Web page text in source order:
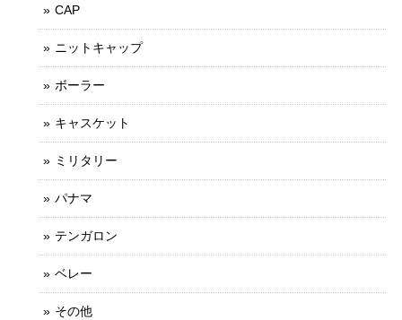
CAP
ニットキャップ
ボーラー
キャスケット
ミリタリー
パナマ
テンガロン
ベレー
その他